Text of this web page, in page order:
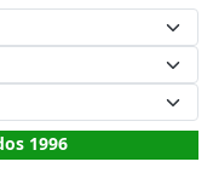
1996